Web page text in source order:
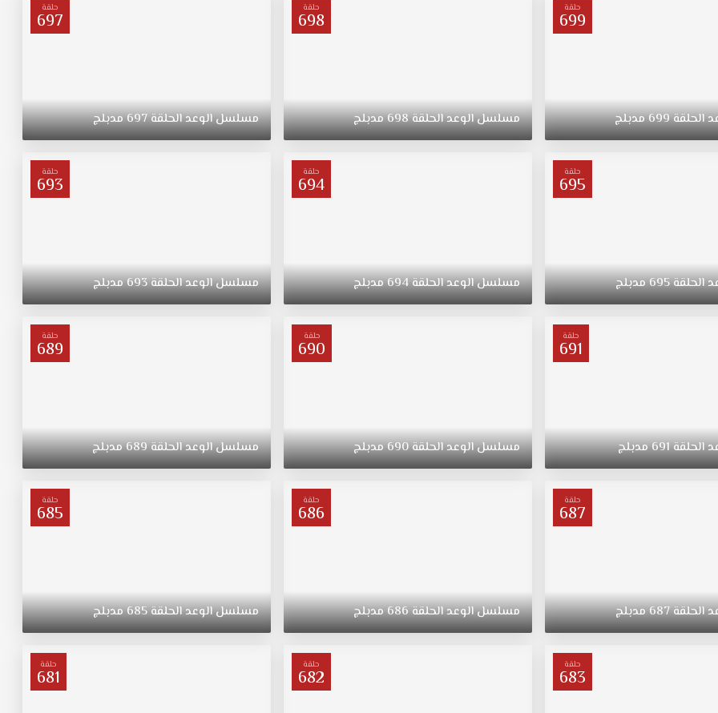
حلقة
699
الحلقة699مدبلج
حلقة
698
مسلسلالوعدالحلقة698مدبلج
حلقة
697
مسلسلالوعدالحلقة697مدبلج
حلقة
695
الحلقة695مدبلج
حلقة
694
مسلسلالوعدالحلقة694مدبلج
حلقة
693
مسلسلالوعدالحلقة693مدبلج
حلقة
691
الحلقة691مدبلج
حلقة
690
مسلسلالوعدالحلقة690مدبلج
حلقة
689
مسلسلالوعدالحلقة689مدبلج
حلقة
687
الحلقة687مدبلج
حلقة
686
مسلسلالوعدالحلقة686مدبلج
حلقة
685
مسلسلالوعدالحلقة685مدبلج
حلقة
683
حلقة
682
حلقة
681